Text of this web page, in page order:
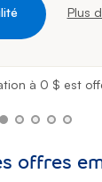
Plus
à 0 $ est
offres